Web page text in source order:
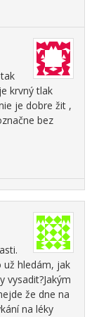
krvný tlak
je dobre žit ,
bez
už hledám, jak
vysadit?Jakým
že dne na
na léky